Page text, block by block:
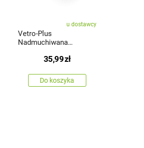
u dostawcy
Vetro-Plus
Nadmuchiwana
35,99zł
Do koszyka